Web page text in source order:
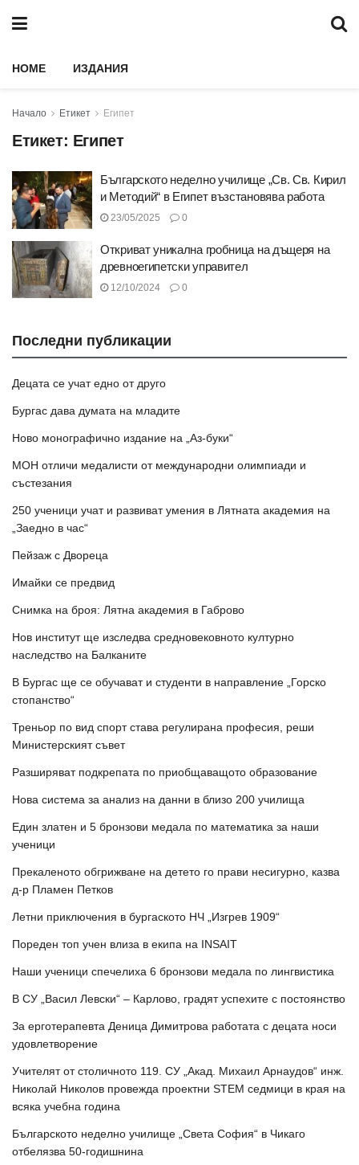
HOME ИЗДАНИЯ
Начало Етикет Египет
Етикет: Египет
Българското неделно училище „Св. Св. Кирил
и Методий“ в Египет възстановява работа
23/05/2025 0
Откриват уникална гробница на дъщеря на
древноегипетски управител
12/10/2024 0
Последни публикации
Децата се учат едно от друго
Бургас дава думата на младите
Ново монографично издание на „Аз-буки“
МОН отличи медалисти от международни олимпиади и
състезания
250 ученици учат и развиват умения в Лятната академия на
„Заедно в час“
Пейзаж с Двореца
Имайки се предвид
Снимка на броя: Лятна академия в Габрово
Нов институт ще изследва средновековното културно
наследство на Балканите
В Бургас ще се обучават и студенти в направление „Горско
стопанство“
Треньор по вид спорт става регулирана професия, реши
Министерският съвет
Разширяват подкрепата по приобщаващото образование
Нова система за анализ на данни в близо 200 училища
Един златен и 5 бронзови медала по математика за наши
ученици
Прекаленото обгрижване на детето го прави несигурно, казва
д-р Пламен Петков
Летни приключения в бургаското НЧ „Изгрев 1909“
Пореден топ учен влиза в екипа на INSAIT
Наши ученици спечелиха 6 бронзови медала по лингвистика
В СУ „Васил Левски“ – Карлово, градят успехите с постоянство
За ерготерапевта Деница Димитрова работата с децата носи
удовлетворение
Учителят от столичното 119. СУ „Акад. Михаил Арнаудов“ инж.
Николай Николов провежда проектни STEM седмици в края на
всяка учебна година
Българското неделно училище „Света София“ в Чикаго
отбелязва 50-годишнина